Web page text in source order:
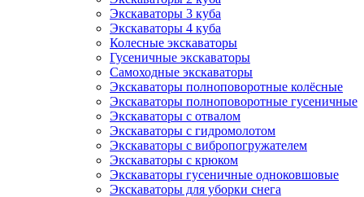
Экскаваторы 3 куба
Экскаваторы 4 куба
Колесные экскаваторы
Гусеничные экскаваторы
Самоходные экскаваторы
Экскаваторы полноповоротные колёсные
Экскаваторы полноповоротные гусеничные
Экскаваторы с отвалом
Экскаваторы с гидромолотом
Экскаваторы с вибропогружателем
Экскаваторы с крюком
Экскаваторы гусеничные одноковшовые
Экскаваторы для уборки снега